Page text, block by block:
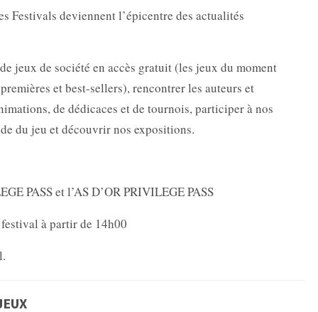
Festivals deviennent l’épicentre des actualités
jeux de société en accès gratuit (les jeux du moment
et best-sellers), rencontrer les auteurs et
de dédicaces et de tournois, participer à nos
du jeu et découvrir nos expositions.
PASS et l’AS D’OR PRIVILEGE PASS
à partir de 14h00